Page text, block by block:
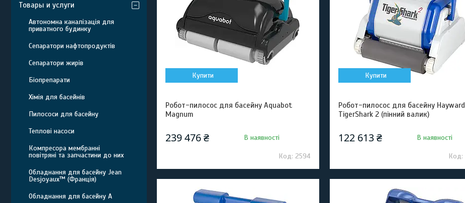
Купити
Робот-пилосос для басейну Aquabot
Magnum
239 476 ₴ В наявності
2594
Купити
Робот-пилосос для басейну Hayward
TigerShark 2 (пінний валик)
122 613 ₴ В наявності
Товары и услуги
Автономна каналізація для
приватного будинку
Сепаратори нафтопродуктів
Сепаратори жирів
Біопрепарати
Хімія для басейнів
Пилососи для басейну
Теплові насоси
Компресора мембранні
повітряні та запчастини до них
Обладнання для басейну Jean
Desjoyaux™ (Франція)
Обладнання для басейну A